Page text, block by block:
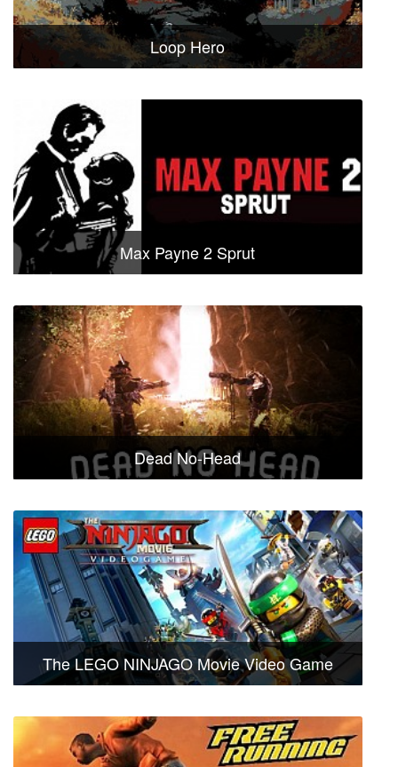
Loop Hero
Max Payne 2 Sprut
Dead No-Head
The LEGO NINJAGO Movie Video Game